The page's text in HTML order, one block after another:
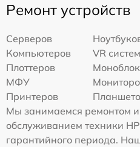
Ремонт устройств
Серверов
Компьютеров
VR систем
Плоттеров
МФУ
Принтеров
Мы занимаемся ремонтом и
обслуживанием техники
гарантийного периода.